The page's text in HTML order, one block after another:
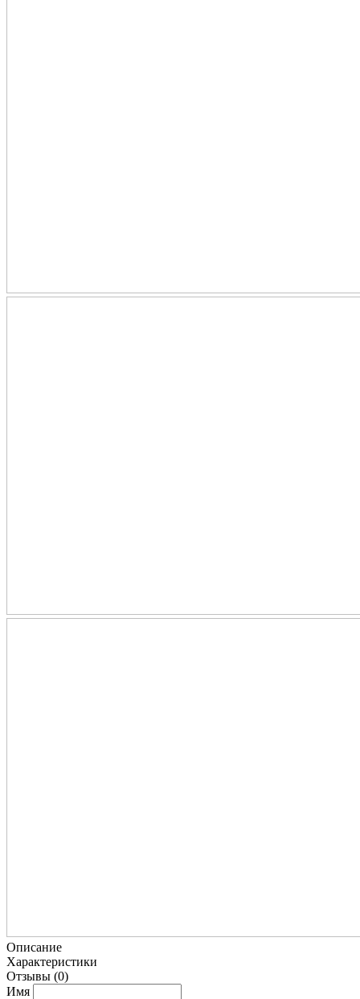
Описание
Характеристики
Отзывы (0)
Имя